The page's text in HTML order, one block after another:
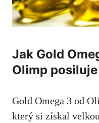
Jak Gold
Olimp
Gold Omega 3 od
který si získal